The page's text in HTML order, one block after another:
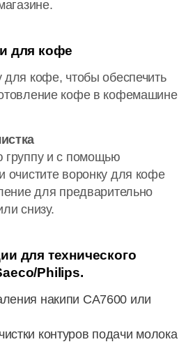
для кофе
кофе, чтобы обеспечить
кофе в кофемашине
группу и с помощью
очистите воронку для кофе
для предварительно
снизу.
для технического
Philips.
накипи CA7600 или
контуров подачи молока